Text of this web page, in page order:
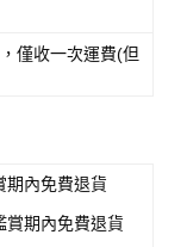
僅收一次運費(但
期內免費退貨
賞期內免費退貨